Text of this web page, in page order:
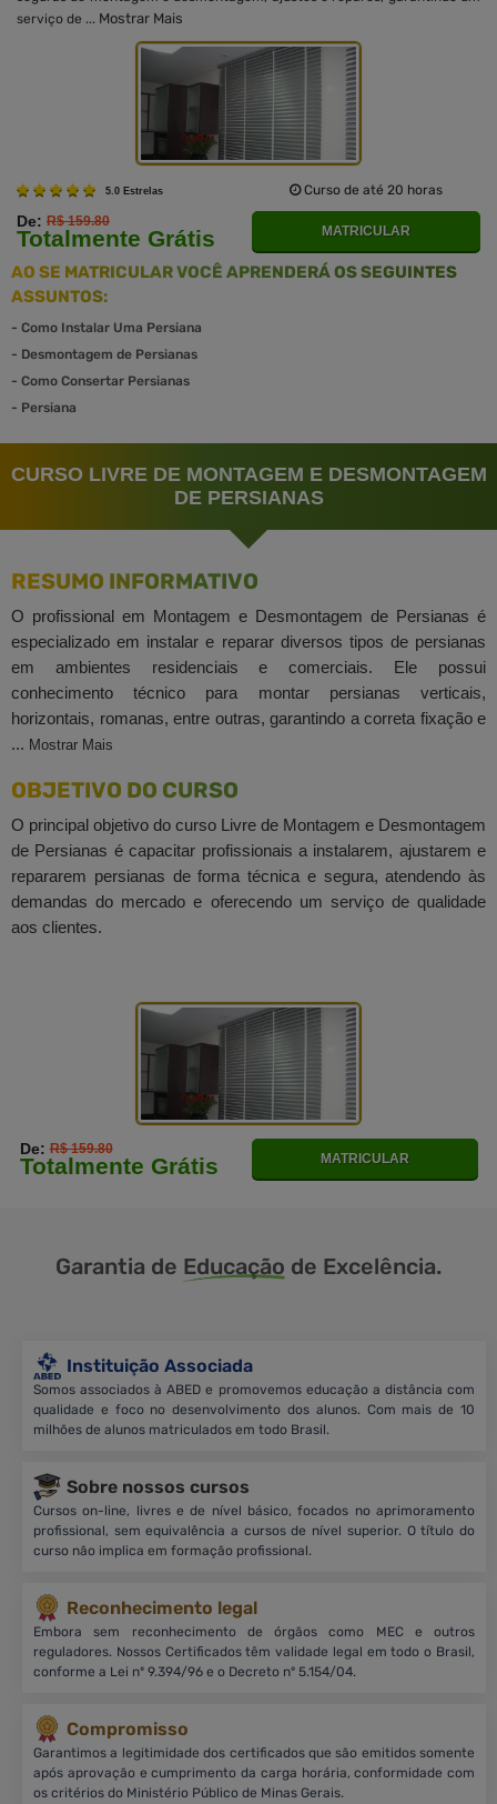
serviço de ... Mostrar Mais
5.0 Estrelas Curso de até 20 horas
De: R$ 159.80
Totalmente Grátis MATRICULAR
AO SE MATRICULAR VOCÊ APRENDERÁ OS SEGUINTES
ASSUNTOS:
- Como Instalar Uma Persiana
- Desmontagem de Persianas
- Como Consertar Persianas
- Persiana
CURSO LIVRE DE MONTAGEM E DESMONTAGEM
DE PERSIANAS
RESUMO INFORMATIVO
O profissional em Montagem e Desmontagem de Persianas é
especializado em instalar e reparar diversos tipos de persianas
em ambientes residenciais e comerciais. Ele possui
conhecimento técnico para montar persianas verticais,
horizontais, romanas, entre outras, garantindo a correta fixação e
... Mostrar Mais
OBJETIVO DO CURSO
O principal objetivo do curso Livre de Montagem e Desmontagem
de Persianas é capacitar profissionais a instalarem, ajustarem e
repararem persianas de forma técnica e segura, atendendo às
demandas do mercado e oferecendo um serviço de qualidade
aos clientes.
De:R$ 159.80
Totalmente Grátis MATRICULAR
Garantia de Educação de Excelência.
Instituição Associada
Somos associados à ABED e promovemos educação a distância com
qualidade e foco no desenvolvimento dos alunos. Com mais de 10
milhões de alunos matriculados em todo Brasil.
Sobre nossos cursos
Cursos on-line, livres e de nível básico, focados no aprimoramento
profissional, sem equivalência a cursos de nível superior. O título do
curso não implica em formação profissional.
Reconhecimento legal
Embora sem reconhecimento de órgãos como MEC e outros
reguladores. Nossos Certificados têm validade legal em todo o Brasil,
conforme a Lei nº 9.394/96 e o Decreto nº 5.154/04.
Compromisso
Garantimos a legitimidade dos certificados que são emitidos somente
após aprovação e cumprimento da carga horária, conformidade com
os critérios do Ministério Público de Minas Gerais.